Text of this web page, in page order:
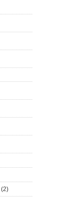
(2)